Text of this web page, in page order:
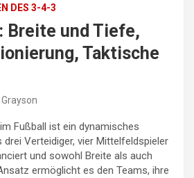
DES 3-4-3
Breite und Tiefe,
Taktische
Fußball ist ein dynamisches
Verteidiger, vier Mittelfeldspieler
und sowohl Breite als auch
ermöglicht es den Teams, ihre